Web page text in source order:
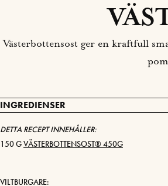
Västerbottensost ger en kraftfull
INGREDIENSER
DETTA RECEPT INNEHÅLLER:
150 GVÄSTERBOTTENSOST® 450G
VILTBURGARE: